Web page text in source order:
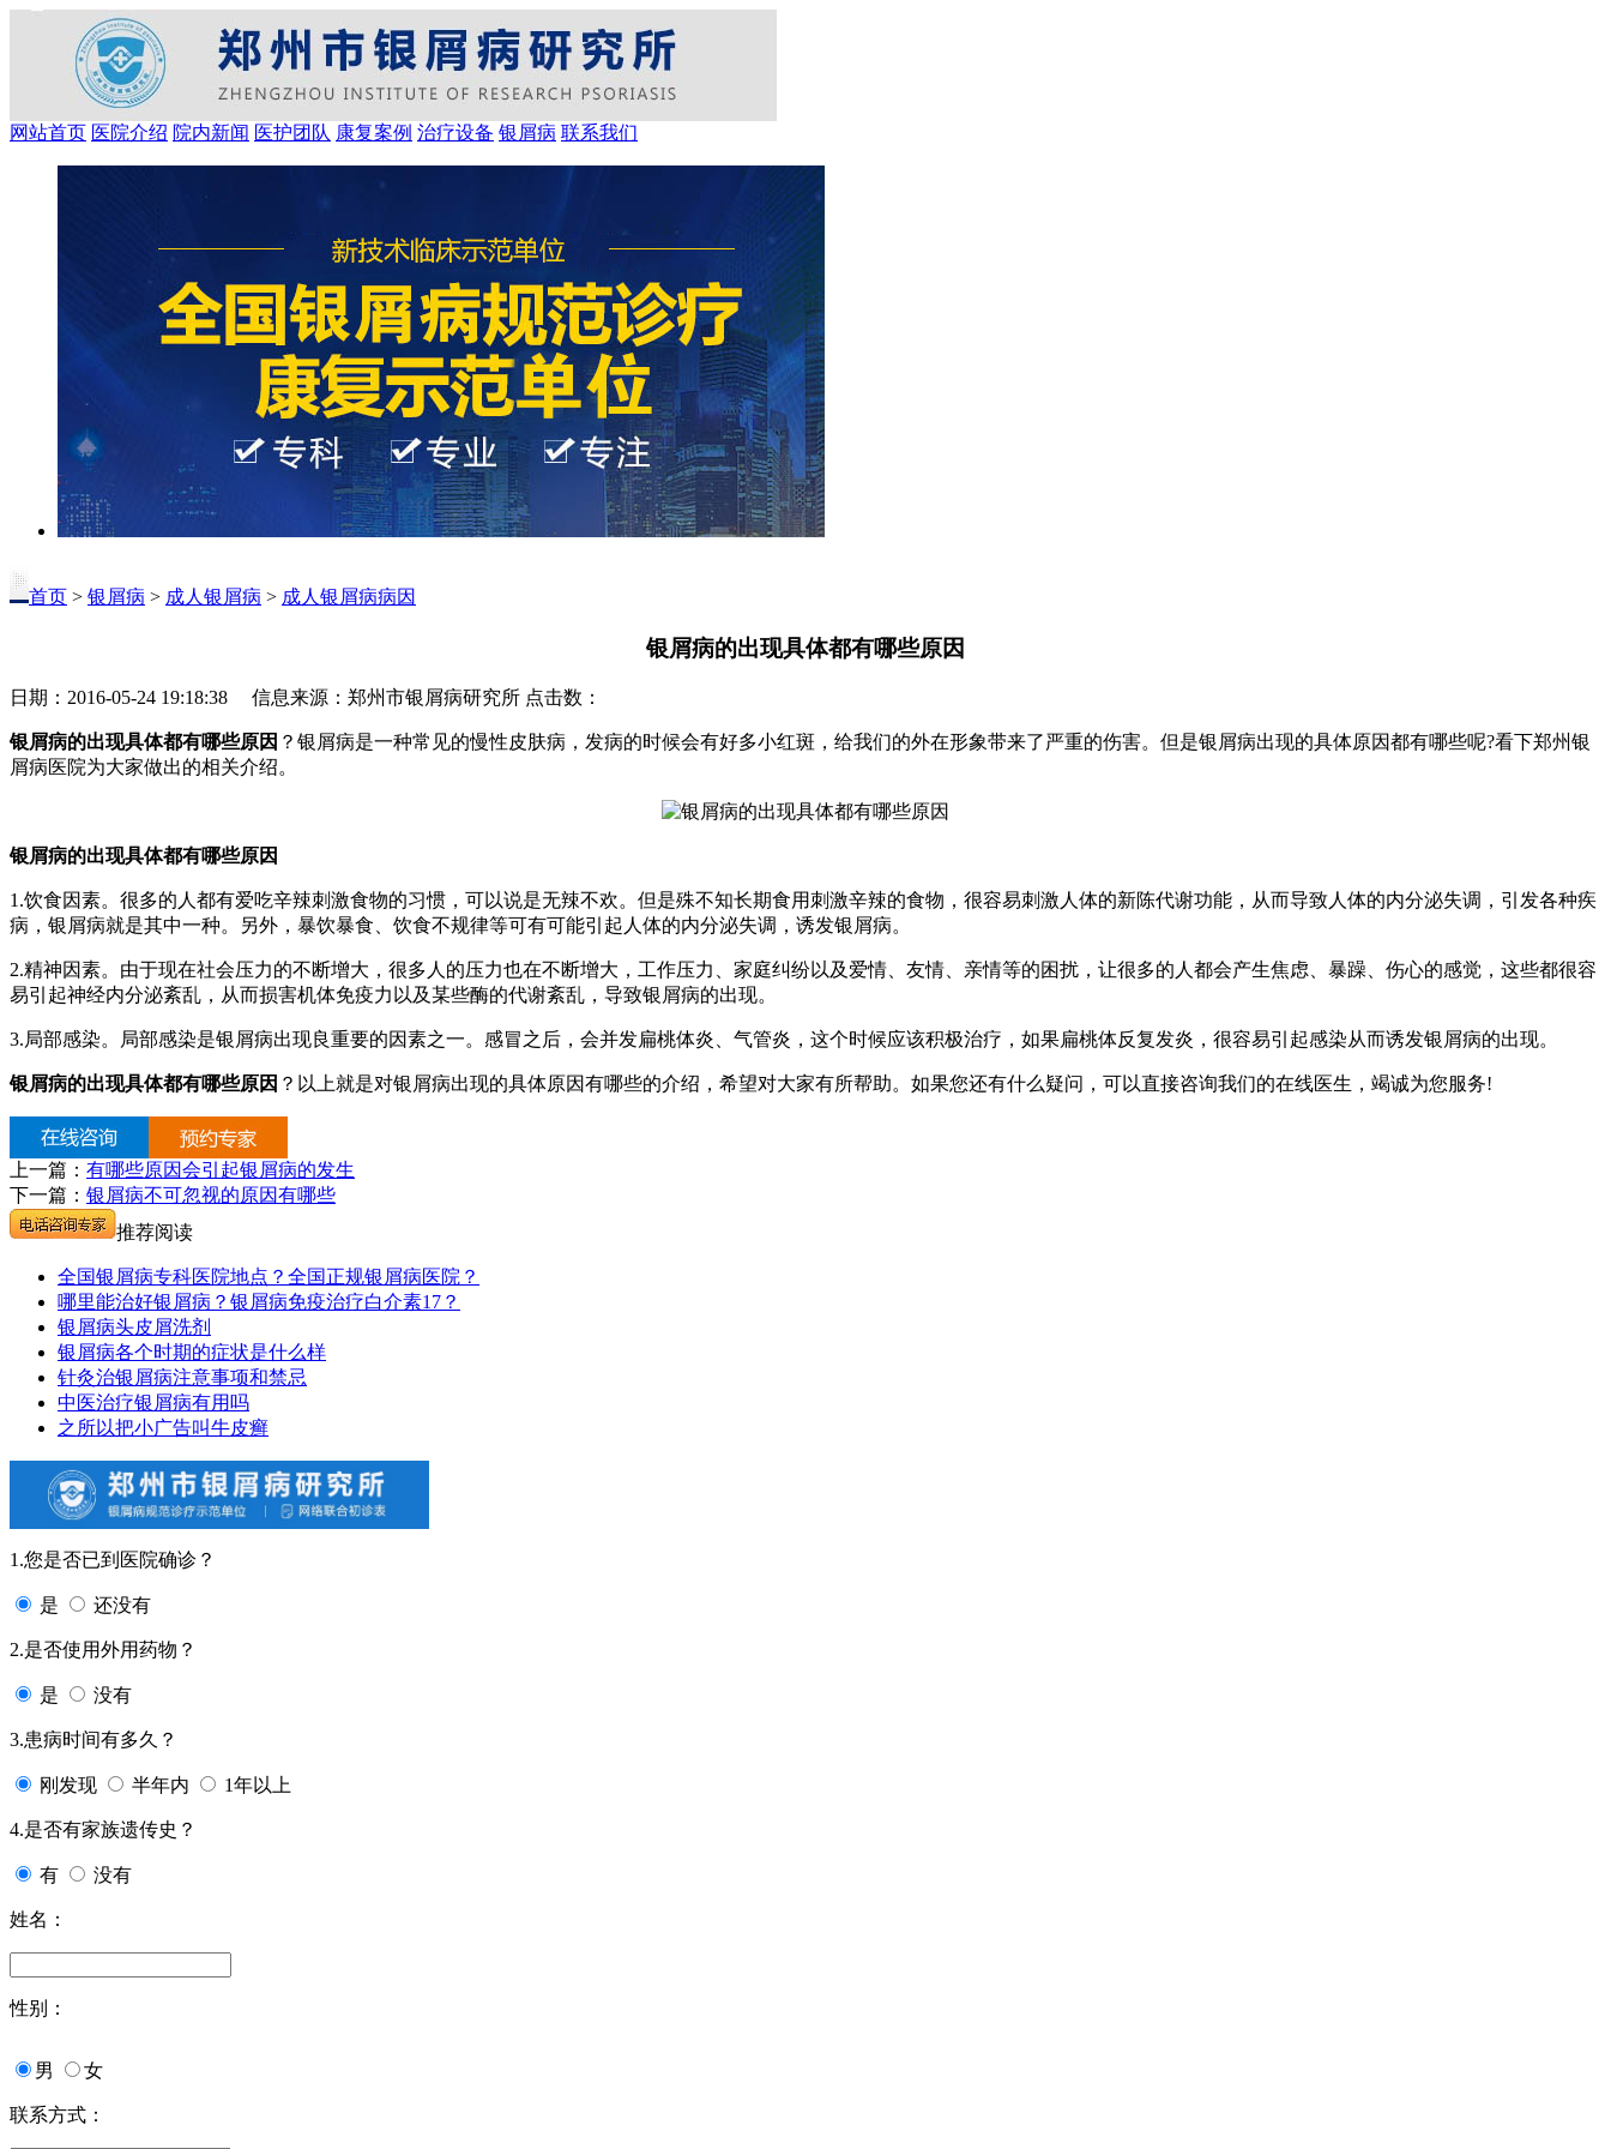
网站首页 医院介绍 院内新闻 医护团队 康复案例 治疗设备 银屑病 联系我们
首页 > 银屑病 > 成人银屑病 > 成人银屑病病因
银屑病的出现具体都有哪些原因
日期：2016-05-24 19:18:38 信息来源：郑州市银屑病研究所 点击数：
银屑病的出现具体都有哪些原因 ？银屑病是一种常见的慢性皮肤病，发病的时候会有好多小红斑，给我们的外在形象带来了严重的伤害。但是银屑病出现的具体原因都有哪些呢?看下郑州银
屑病医院为大家做出的相关介绍。
银屑病的出现具体都有哪些原因
1.饮食因素。很多的人都有爱吃辛辣刺激食物的习惯，可以说是无辣不欢。但是殊不知长期食用刺激辛辣的食物，很容易刺激人体的新陈代谢功能，从而导致人体的内分泌失调，引发各种疾
病，银屑病就是其中一种。另外，暴饮暴食、饮食不规律等可有可能引起人体的内分泌失调，诱发银屑病。
2.精神因素。由于现在社会压力的不断增大，很多人的压力也在不断增大，工作压力、家庭纠纷以及爱情、友情、亲情等的困扰，让很多的人都会产生焦虑、暴躁、伤心的感觉，这些都很容
易引起神经内分泌紊乱，从而损害机体免疫力以及某些酶的代谢紊乱，导致银屑病的出现。
3.局部感染。局部感染是银屑病出现良重要的因素之一。感冒之后，会并发扁桃体炎、气管炎，这个时候应该积极治疗，如果扁桃体反复发炎，很容易引起感染从而诱发银屑病的出现。
银屑病的出现具体都有哪些原因 ？以上就是对银屑病出现的具体原因有哪些的介绍，希望对大家有所帮助。如果您还有什么疑问，可以直接咨询我们的在线医生，竭诚为您服务!
上一篇： 有哪些原因会引起银屑病的发生
下一篇： 银屑病不可忽视的原因有哪些
推荐阅读
全国银屑病专科医院地点？全国正规银屑病医院？
哪里能治好银屑病？银屑病免疫治疗白介素17？
银屑病头皮屑洗剂
银屑病各个时期的症状是什么样
针灸治银屑病注意事项和禁忌
中医治疗银屑病有用吗
之所以把小广告叫牛皮癣
1.您是否已到医院确诊？
是 还没有
2.是否使用外用药物？
是 没有
3.患病时间有多久？
刚发现 半年内 1年以上
4.是否有家族遗传史？
有 没有
姓名：
性别：
男 女
联系方式：